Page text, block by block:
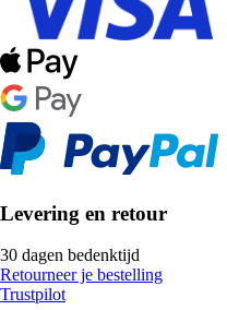
Levering en retour
30 dagen bedenktijd
Retourneer je bestelling
Trustpilot